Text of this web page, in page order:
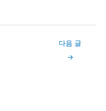
다음 글
→